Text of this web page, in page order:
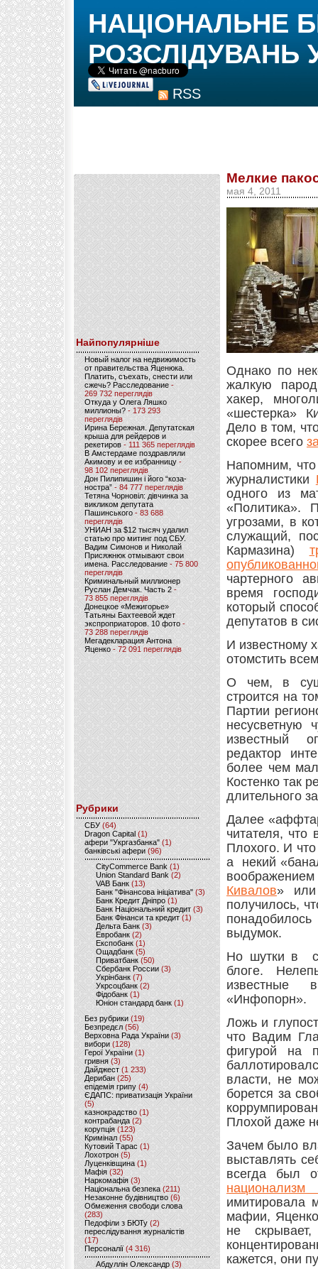
RSS
НАЦІОНАЛЬНЕ
РОЗСЛІДУВАНЬ
Найпопулярніше
Новый налог на недвижимость
от правительства Яценюка.
Платить, съехать, снести или
сжечь? Расследование-
269 732 переглядів
Откуда у Олега Ляшко
миллионы? - 173 293
переглядів
Ирина Бережная. Депутатская
крыша для рейдеров и
рекетиров - 111 365 переглядів
В Амстердаме поздравляли
Акимову и ее избранницу -
98 102 переглядів
Дон Пилипишин і його “коза-
ностра” - 84 777 переглядів
Тетяна Чорновіл: дівчинка за
викликом депутата
Пашинського- 83 688
переглядів
УНИАН за $12 тысяч удалил
статью про митинг под СБУ.
Вадим Симонов и Николай
Присяжнюк отмывают свои
имена. Расследование - 75 800
переглядів
Криминальный миллионер
Руслан Демчак. Часть 2-
73 855 переглядів
Донецкое «Межигорье»
Татьяны Бахтеевой ждет
экспроприаторов. 10 фото -
73 288 переглядів
Мегадекларация Антона
Яценко - 72 091 переглядів
Рубрики
CБУ (64)
Dragon Capital (1)
афери "Укргазбанка" (1)
банківські афери (96)
CityCommerce Bank (1)
Union Standard Bank (2)
VAB Банк (13)
Банк "Фінансова ініціатива" (3)
Банк Кредит Дніпро (1)
Банк Національний кредит (3)
Банк Фінанси та кредит (1)
Дельта Банк (3)
Евробанк(2)
Експобанк (1)
Ощадбанк(5)
Приватбанк (50)
Сбербанк России (3)
Укрінбанк(7)
Укрсоцбанк (2)
Фідобанк (1)
Юніон стандард банк(1)
Без рубрики (19)
Безпредєл(56)
Верховна Рада України (3)
вибори(128)
Герої України(1)
гривня (3)
Дайджест (1 233)
Дерибан (25)
епідемія грипу (4)
ЄДАПС: приватизація України
(5)
казнокрадство (1)
контрабанда (2)
корупція (123)
Кримінал (55)
Кутовий Тарас (1)
Лохотрон(5)
Луценківщина (1)
Мафія (32)
Наркомафія (3)
Національна безпека (211)
Незаконне будівництво(6)
Обмеження свободи слова
(283)
Педофіли з БЮТу (2)
переслідування журналістів
(17)
Персоналії (4 316)
Абдуллін Олександр (3)
Мелкие
мая 4, 2011
Однако по
жалкую
хакер,
«шестерка»
Дело в том,
скорее всего
Напомним,
журналистики
одного из
«Политика».
угрозами, в
служащий,
Кармазина)
чартерного
время
который
депутатов в
И известному
отомстить
О чем, в
строится на
Партии
несусветную
известный
редактор
более чем
Костенко так
длительного
Далее
читателя,
Плохого. И
а некий
Кивалов» или
получилось,
выдумок.
Но шутки в
блоге.
известные в
«Инфопорн».
Ложь и
что Вадим
фигурой на
власти, не
борется за
Плохой даже
Зачем было
выставлять
всегда был
имитировала
мафии,
не
кажется, они